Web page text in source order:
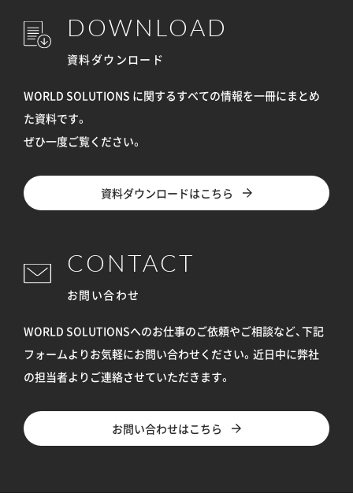
DOWNLOAD
資料ダウンロード
WORLD SOLUTIONS に関するすべての情報を一冊にまとめ
た資料です。
ぜひ一度ご覧ください。
資料ダウンロードはこちら
CONTACT
お問い合わせ
WORLD SOLUTIONSへのお仕事のご依頼やご相談など、下記
フォームよりお気軽にお問い合わせください。 近日中に弊社
の担当者よりご連絡させていただきます。
お問い合わせはこちら